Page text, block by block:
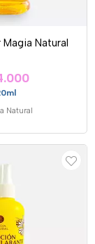
Natural
Natural